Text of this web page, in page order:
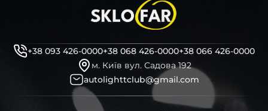
кріплення ремонтні вушка
декоративні маски
професійні інструменти для розбору фари
бутиловий герметик для збору фари
рідини для розбирання фари
і також для автомобілів
Opel , Chevrolet Soueast
інших, які будуть на 100 % сумісними із оригінальною
фарою вашої моделі авто.
+38 093 426-0000+38 068 426-0000+38 066 426-0000
м. Київ вул. Садова 192
autolighttclub@gmail.com